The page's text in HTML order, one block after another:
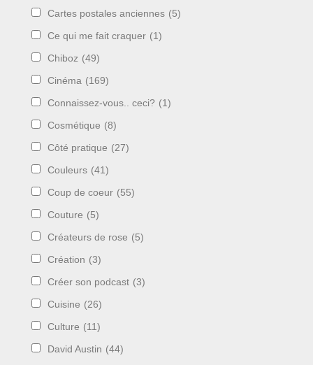
Cartes postales anciennes (5)
Ce qui me fait craquer (1)
Chiboz (49)
Cinéma (169)
Connaissez-vous.. ceci? (1)
Cosmétique (8)
Côté pratique (27)
Couleurs (41)
Coup de coeur (55)
Couture (5)
Créateurs de rose (5)
Création (3)
Créer son podcast (3)
Cuisine (26)
Culture (11)
David Austin (44)